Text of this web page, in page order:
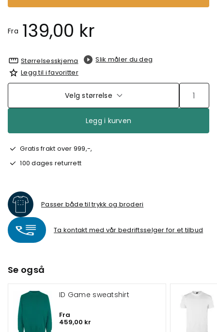
Fra 139,00 kr
Størrelsesskjema
Slik måler du deg
Legg til i favoritter
Velg størrelse
Legg i kurven
Gratis frakt over 999,-,
100 dages returrett
Passer både til trykk og broderi
Ta kontakt med vår bedriftsselger for et tilbud
Se også
ID Game sweatshirt
Fra
459,00 kr